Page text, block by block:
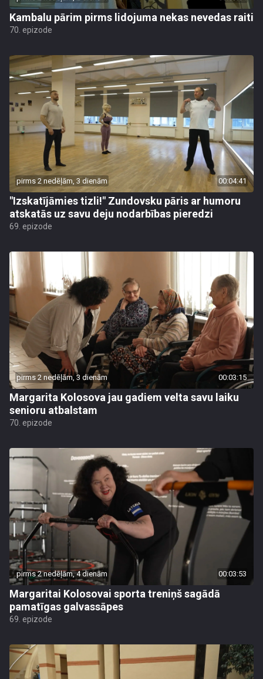
Kambalu pārim pirms lidojuma nekas nevedas raiti
70. epizode
pirms 2 nedēļām, 3 dienām 00:04:41
"Izskatījāmies tizli!" Zundovsku pāris ar humoru
atskatās uz savu deju nodarbības pieredzi
69. epizode
pirms 2 nedēļām, 3 dienām 00:03:15
Margarita Kolosova jau gadiem velta savu laiku
senioru atbalstam
70. epizode
pirms 2 nedēļām, 4 dienām 00:03:53
Margaritai Kolosovai sporta treniņš sagādā
pamatīgas galvassāpes
69. epizode